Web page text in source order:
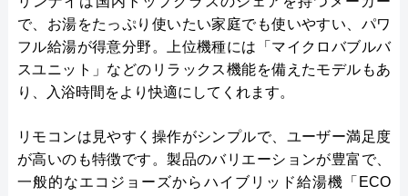
で、お湯をたっぷり使いたい家庭でも使いやすい、パワ
フル給湯が得意分野。上位機種には「マイクロバブルバ
スユニット」などのリラックス機能を備えたモデルもあ
り、入浴時間をより快適にしてくれます。
リモコンは見やすく操作がシンプルで、ユーザー満足度
が高いのも特徴です。製品のバリエーションが豊富で、
一般的なエコジョーズからハイブリッド給湯機「ECO